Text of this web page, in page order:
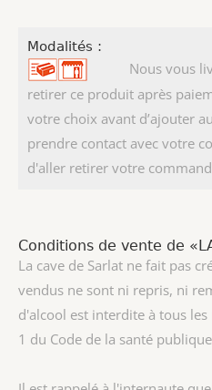
Modalités :
Nous vous
retirer ce produit après
votre choix avant d’ajouter
prendre contact avec votre
d'aller retirer votre
Conditions de vente de
La cave de Sarlat ne fait pas
vendus ne sont ni repris, ni
d'alcool est interdite à tous
1 du Code de la santé